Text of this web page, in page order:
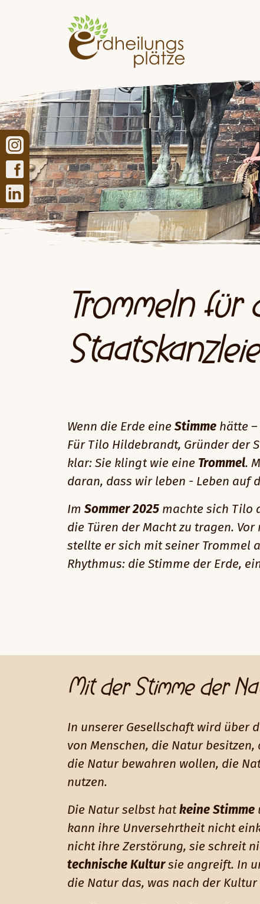
Trommeln
Wenn die Erde eine Stimme hätte
Für Tilo Hildebrandt, Gründer der
klar: Sie klingt wie eine Trommel.
daran, dass wir leben - Leben auf
Im Sommer 2025 machte sich Tilo
die Türen der Macht zu tragen. Vor
stellte er sich mit seiner Trommel
Rhythmus: die Stimme der Erde,
Mit der Stimme der
In unserer Gesellschaft wird über
von Menschen, die Natur
die Natur bewahren wollen, die
nutzen.
Die Natur selbst hatkeine Stimme
kann ihre Unversehrtheit nicht
nicht ihre Zerstörung, sie schreit
technische Kultursie angreift. In
die Natur das, was nach der